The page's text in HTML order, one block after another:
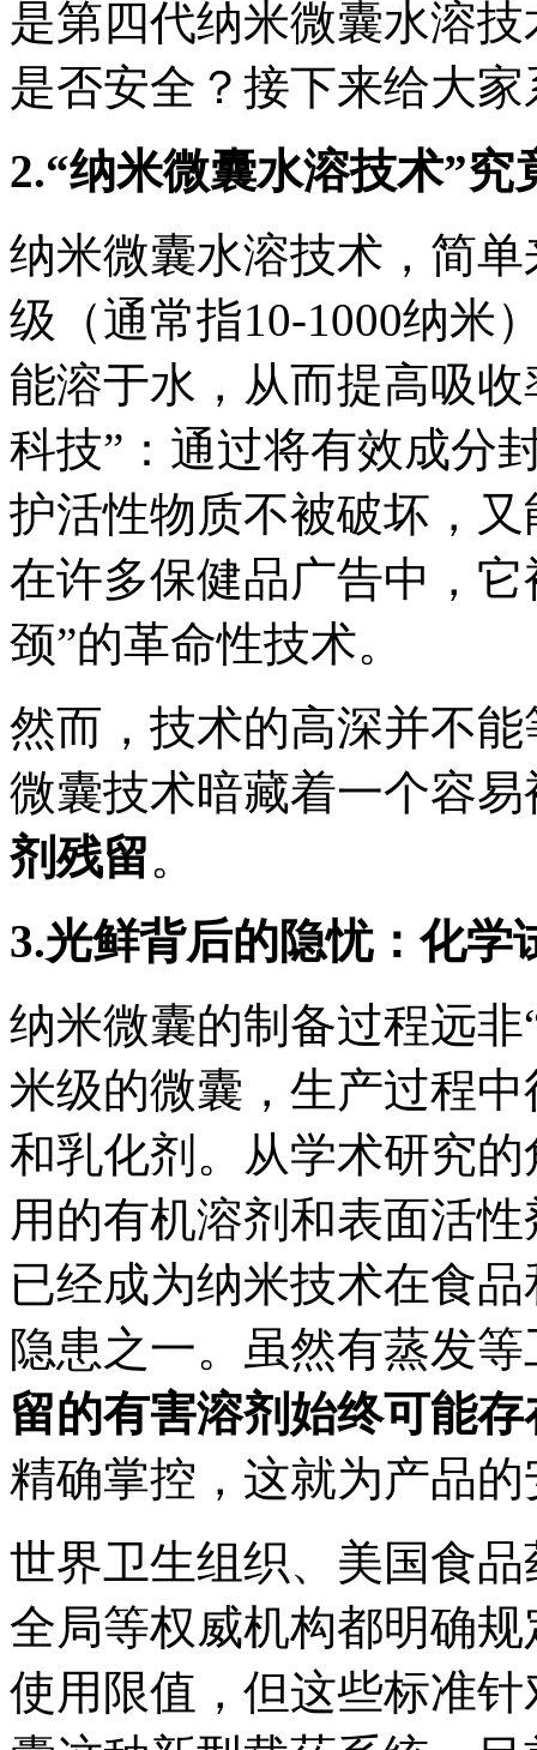
是第四代纳米微囊水溶
是否安全？接下来给大
2.“纳米微囊水溶技术”究
纳米微囊水溶技术，简
级（通常指10-1000纳米
能溶于水，从而提高吸
科技”：通过将有效成分
护活性物质不被破坏，
在许多保健品广告中，
颈”的革命性技术。
然而，技术的高深并不
微囊技术暗藏着一个容
剂残留。
3.光鲜背后的隐忧：化学
纳米微囊的制备过程远
米级的微囊，生产过程
和乳化剂。从学术研究
用的有机溶剂和表面活
已经成为纳米技术在食
隐患之一。虽然有蒸发
留的有害溶剂始终可能存
精确掌控，这就为产品
世界卫生组织、美国食
全局等权威机构都明确
使用限值，但这些标准